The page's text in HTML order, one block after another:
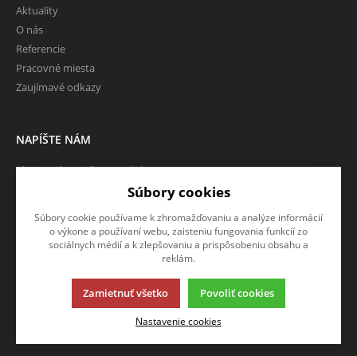
Aktuality
O nás
Referencie
Pracovné miesta
Zaujímavé odkazy
NAPÍŠTE NÁM
Chcete nám niečo povedať o
našich produktoch alebo e-
shope? Neváhajte napísať.
CHCEM NAPÍSAŤ SPRÁVU
Táto stránka používa súbory cookies. Kliknite pre viac informácií.
© 2013-2026 RTTI eshop SK
Súbory cookies
Súbory cookie používame k zhromažďovaniu a analýze informácií
o výkone a používaní webu, zaisteniu fungovania funkcií zo
sociálnych médií a k zlepšovaniu a prispôsobeniu obsahu a
reklám.
Zamietnuť všetko Povoliť cookies
Nastavenie cookies